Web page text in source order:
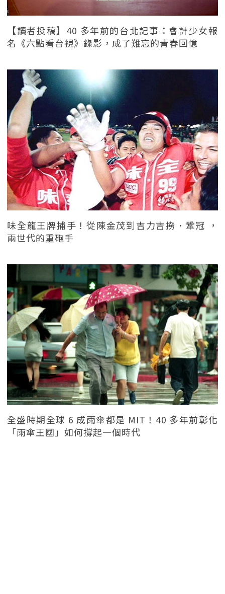
【讀者投稿】40 多年前的台北記事：會計少女報
名《六點看台視》錄影，成了難忘的青春回憶
味全龍王牌捕手！從陳金茂到吉力吉撈．鞏冠 ，
兩世代的重砲手
全盛時期全球 6 成雨傘都是 MIT！40 多年前彰化
「雨傘王國」如何撐起一個時代